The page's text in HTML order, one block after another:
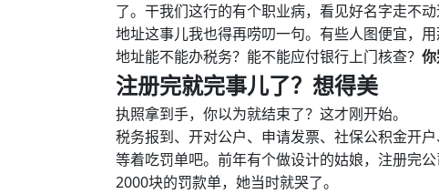
了。干我们这行的有个职业病，看见好名字走不动
地址这事儿我也得再唠叨一句。有些人图便宜，
地址能不能办税务？能不能应付银行上门核查？
注册完就完事儿了？想得美
执照拿到手，你以为就结束了？这才刚开始。
税务报到、开对公户、申请发票、社保公积金开
等着吃罚单吧。前年有个做设计的姑娘，注册完
2000块的罚款单，她当时就哭了。